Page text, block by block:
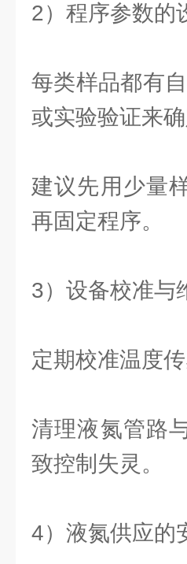
2）程序参数的
每类样品都有
或实验验证来确
建议先用少量
再固定程序。
3）设备校准与
定期校准温度
清理液氮管路
致控制失灵。
4）液氮供应的